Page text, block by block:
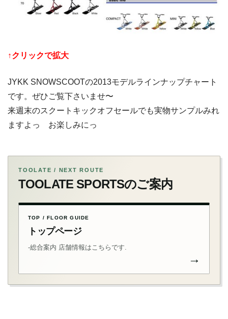
↑クリックで拡大
JYKK SNOWSCOOTの2013モデルラインナップチャート
です。ぜひご覧下さいませ〜
来週末のスクートキックオフセールでも実物サンプルみれ
ますよっ お楽しみにっ
TOOLATE / NEXT ROUTE
TOOLATE SPORTSのご案内
TOP / FLOOR GUIDE
トップページ
-総合案内 店舗情報はこちらです.
→